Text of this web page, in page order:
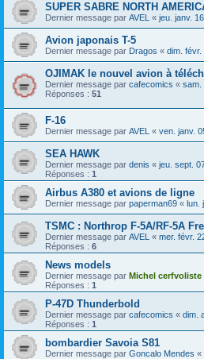
SUPER SABRE NORTH
Dernier message par AVEL « jeu. janv.
Avion japonais T-5
Dernier message par Dragos « dim. févr.
OJIMAK le nouvel avion à
Dernier message par cafecomics « sam.
Réponses : 51
F-16
Dernier message par AVEL « ven. janv.
SEA HAWK
Dernier message par denis « jeu. sept.
Réponses : 1
Airbus A380 et avions de ligne
Dernier message par paperman69 « lun.
TSMC : Northrop F-5A/RF-5A
Dernier message par AVEL « mer. févr.
Réponses : 6
News models
Dernier message par Michel cerfvoliste
Réponses : 1
P-47D Thunderbold
Dernier message par cafecomics « dim.
Réponses : 1
bombardier Savoia S81
Dernier message par Goncalo Mendes «